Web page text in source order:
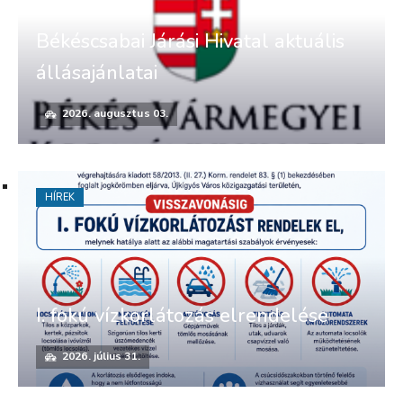
Békéscsabai Járási Hivatal aktuális
állásajánlatai
2026. augusztus 03.
I. fokú vízkorlátozás elrendelése
2026. július 31.
HÍREK